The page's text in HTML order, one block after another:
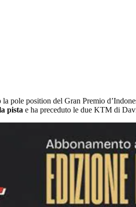
pole position del Gran Premio
pista e ha preceduto le due KTM di